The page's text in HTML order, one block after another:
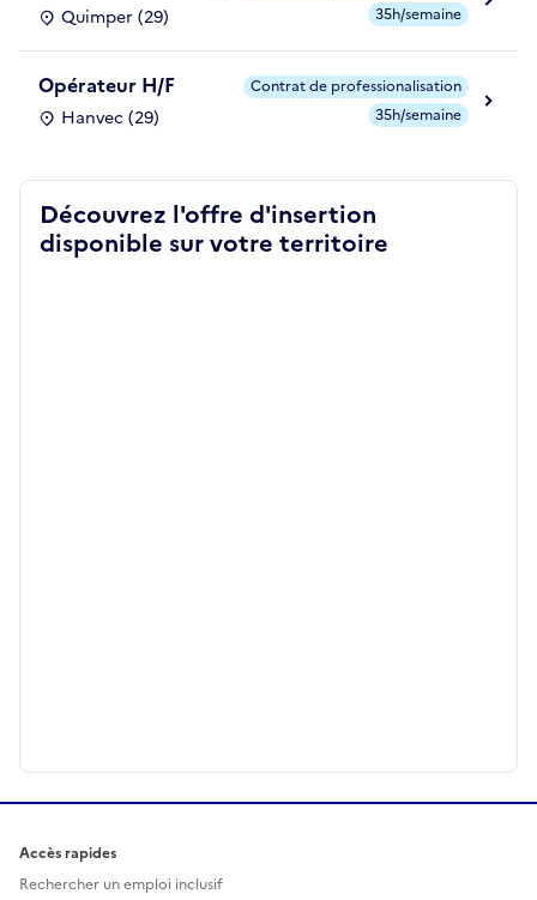
Quimper (29)
35h/semaine
Opérateur H/F
Hanvec (29)
Contrat de professionalisation
35h/semaine
Découvrez l'offre d'insertion
disponible sur votre territoire
Accès rapides
Rechercher un emploi inclusif